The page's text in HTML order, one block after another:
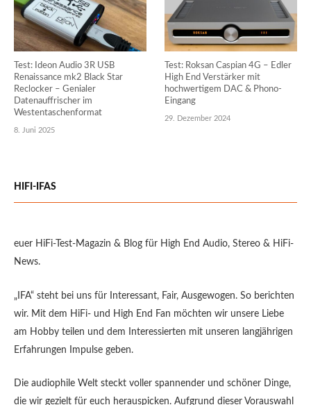
Test: Ideon Audio 3R USB
Renaissance mk2 Black Star
Reclocker – Genialer
Datenauffrischer im
Westentaschenformat
8. Juni 2025
Test: Roksan Caspian 4G – Edler
High End Verstärker mit
hochwertigem DAC & Phono-
Eingang
29. Dezember 2024
HIFI-IFAS
euer HiFi-Test-Magazin & Blog für High End Audio, Stereo & HiFi-
News.
„IFA“ steht bei uns für Interessant, Fair, Ausgewogen. So berichten
wir. Mit dem HiFi- und High End Fan möchten wir unsere Liebe
am Hobby teilen und dem Interessierten mit unseren langjährigen
Erfahrungen Impulse geben.
Die audiophile Welt steckt voller spannender und schöner Dinge,
die wir gezielt für euch herauspicken. Aufgrund dieser Vorauswahl